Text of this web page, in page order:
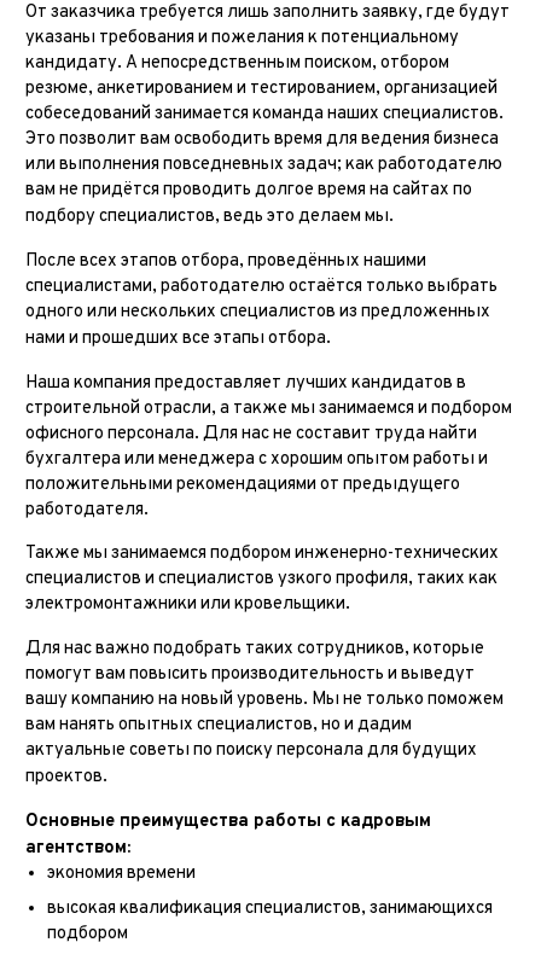
От заказчика требуется лишь заполнить заявку, где будут
указаны требования и пожелания к потенциальному
кандидату. А непосредственным поиском, отбором
резюме, анкетированием и тестированием, организацией
собеседований занимается команда наших специалистов.
Это позволит вам освободить время для ведения бизнеса
или выполнения повседневных задач; как работодателю
вам не придётся проводить долгое время на сайтах по
подбору специалистов, ведь это делаем мы.
После всех этапов отбора, проведённых нашими
специалистами, работодателю остаётся только выбрать
одного или нескольких специалистов из предложенных
нами и прошедших все этапы отбора.
Наша компания предоставляет лучших кандидатов в
строительной отрасли, а также мы занимаемся и подбором
офисного персонала. Для нас не составит труда найти
бухгалтера или менеджера с хорошим опытом работы и
положительными рекомендациями от предыдущего
работодателя.
Также мы занимаемся подбором инженерно-технических
специалистов и специалистов узкого профиля, таких как
электромонтажники или кровельщики.
Для нас важно подобрать таких сотрудников, которые
помогут вам повысить производительность и выведут
вашу компанию на новый уровень. Мы не только поможем
вам нанять опытных специалистов, но и дадим
актуальные советы по поиску персонала для будущих
проектов.
Основные преимущества работы с кадровым
агентством:
экономия времени
высокая квалификация специалистов, занимающихся
подбором